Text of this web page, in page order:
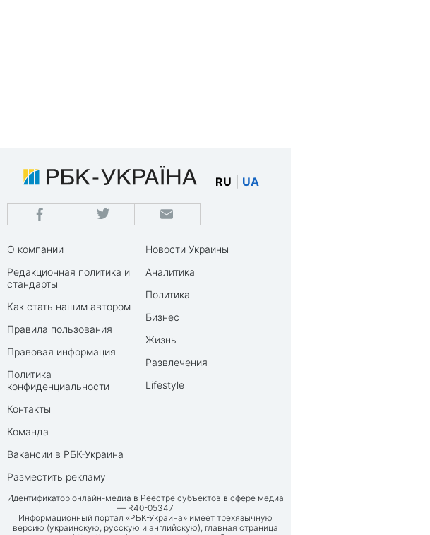
RU UA
О компании
Редакционная политика и
стандарты
Как стать нашим автором
Правила пользования
Правовая информация
Политика
конфиденциальности
Контакты
Команда
Вакансии в РБК-Украина
Разместить рекламу
Новости Украины
Аналитика
Политика
Бизнес
Жизнь
Развлечения
Lifestyle
Идентификатор онлайн-медиа в Реестре субъектов в сфере медиа
— R40-05347
Информационный портал «РБК-Украина» имеет трехязычную
версию (украинскую, русскую и английскую), главная страница